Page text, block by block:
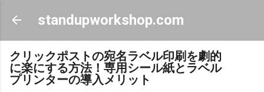
スキップしてメイン コンテンツに移動
standupworkshop.com
クリックポストの宛名ラベル印刷を劇的
に楽にする方法！専用シール紙とラベル
プリンターの導入メリット